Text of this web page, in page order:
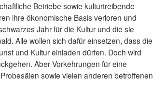
Betriebe sowie kulturtreibende
ihre ökonomische Basis verloren und
Jahr für die Kultur und die sie
Alle wollen sich dafür einsetzen, dass die
und Kultur einladen dürfen. Doch wird
Aber Vorkehrungen für eine
sowie vielen anderen betroffenen